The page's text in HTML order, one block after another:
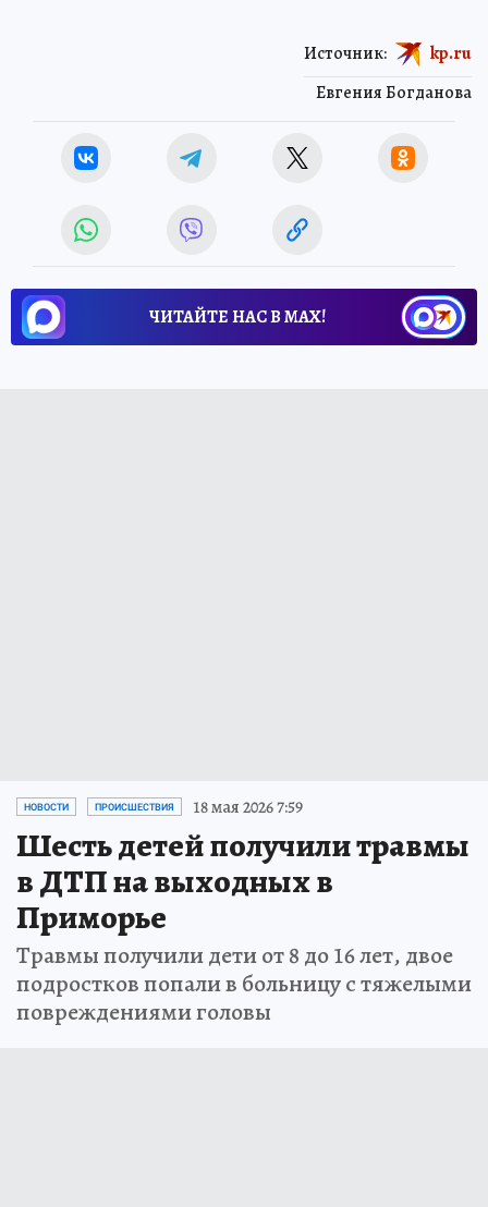
Евгения Богданова
Источник: kp.ru
ЧИТАЙТЕ НАС В МАХ!
НОВОСТИ ПРОИСШЕСТВИЯ 18 мая 2026 7:59
Шесть детей получили травмы
в ДТП на выходных в
Приморье
Травмы получили дети от 8 до 16 лет, двое
подростков попали в больницу с тяжелыми
повреждениями головы